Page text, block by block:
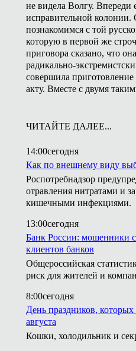
не видела Волгу. Впереди
исправительной колонии.
познакомимся с той
которую в первой же
приговора сказано, что
радикально-
совершила приготовление
акту. Вместе с двумя
ЧИТАЙТЕ ДАЛЕЕ...
14:00сегодня
Как по внешнему виду
Роспотребнадзор
отравления нитратами и
кишечными инфекциями.
13:00сегодня
Банк России: мошенники
клиентов банков
Общероссийская
риск для жителей и
8:00сегодня
День праздников,
августа
Кошки, холодильник и